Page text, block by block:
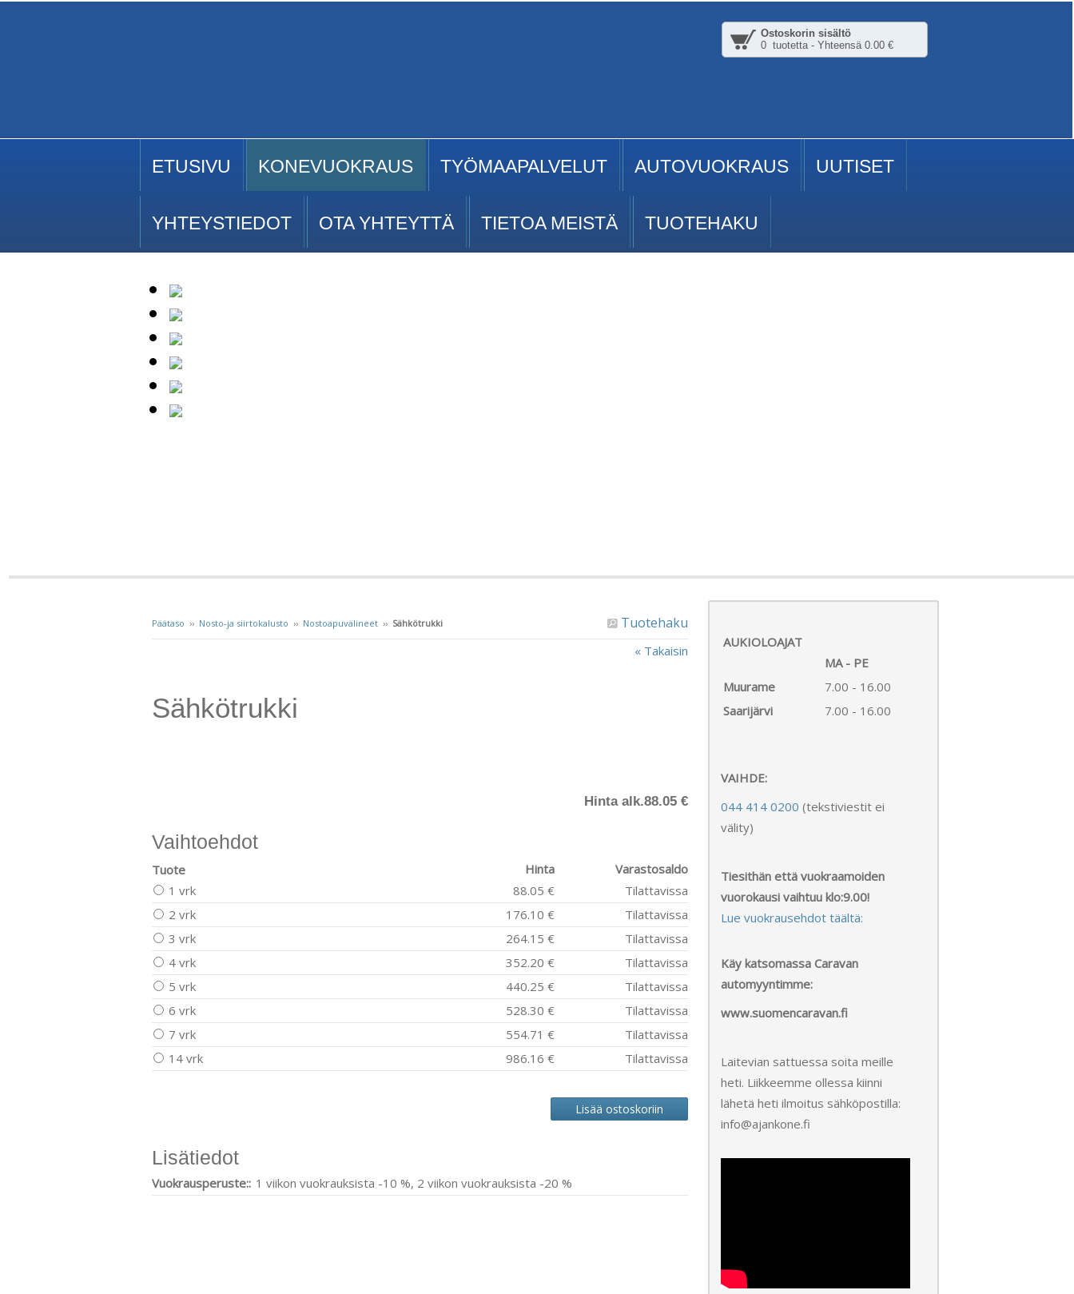
Ostoskorin sisältö
0 tuotetta - Yhteensä 0.00 €
ETUSIVU KONEVUOKRAUS TYÖMAAPALVELUT AUTOVUOKRAUS UUTISET
YHTEYSTIEDOT OTA YHTEYTTÄ TIETOA MEISTÄ TUOTEHAKU
Tuotehaku
Päätaso ›› Nosto-ja siirtokalusto ›› Nostoapuvälineet›› Sähkötrukki
« Takaisin
Sähkötrukki
Hinta alk.88.05 €
Vaihtoehdot
Tuote Hinta
Varastosaldo
1 vrk
88.05 €
Tilattavissa
2 vrk
176.10 €
Tilattavissa
3 vrk
264.15 €
Tilattavissa
4 vrk
352.20 €
Tilattavissa
5 vrk
440.25 €
Tilattavissa
6 vrk
528.30 €
Tilattavissa
7 vrk
554.71 €
Tilattavissa
14 vrk
986.16 € Tilattavissa
Lisätiedot
Vuokrausperuste:: 1 viikon vuokrauksista -10 %, 2 viikon vuokrauksista -20 %
AUKIOLOAJAT
MA - PE
Muurame
7.00 - 16.00
Saarijärvi
7.00 - 16.00
VAIHDE:
044 414 0200 (tekstiviestit ei
välity)
Tiesithän että vuokraamoiden
vuorokausi vaihtuu klo:9.00!
Lue vuokrausehdot täältä:
Käy katsomassa Caravan
automyyntimme:
www.suomencaravan.fi
Laitevian sattuessa soita meille
heti. Liikkeemme ollessa kiinni
lähetä heti ilmoitus sähköpostilla:
info@ajankone.fi